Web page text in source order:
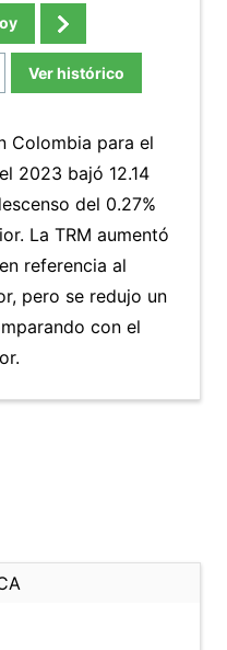
Ver histórico
Colombia para el
2023 bajó 12.14
del 0.27%
La TRM aumentó
referencia al
pero se redujo un
con el